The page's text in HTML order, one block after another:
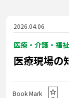
2026.04.06
医療・介護・福祉
医療現場の
Book Mark